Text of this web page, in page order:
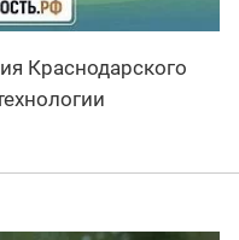
Краснодарского